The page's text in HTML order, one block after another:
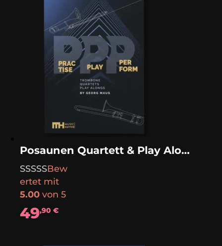
Posaunen Quartett & Play Along „Practise–Play–Perform“
Bew
ertet mit
5.00 von 5
49,90€